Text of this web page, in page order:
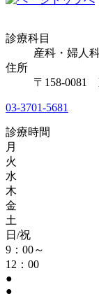
診療科目
産科・婦人
住所
〒158-0081
03-3701-5681
診療時間
月
火
水
木
金
土
日/祝
9：00～
12：00
●
●